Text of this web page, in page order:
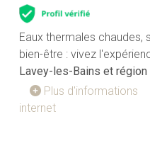
Eaux thermales chaudes,
bien-être : vivez
Lavey-les-Bains et région
Plus d'informations
internet